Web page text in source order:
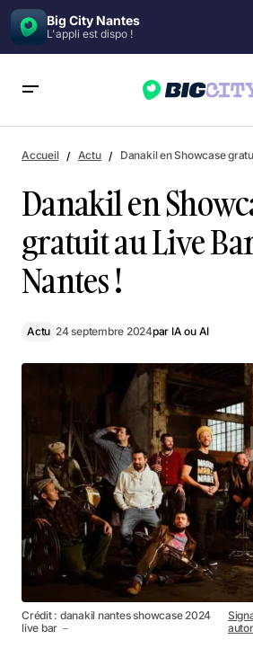
Big City Nantes
L'appli est dispo !
Accueil Actu Danakil en Showcase
Danakil en
gratuit au Live
Nantes !
Actu 24 septembre 2024par IA ou AI
Crédit : danakil nantes showcase 2024
live bar －